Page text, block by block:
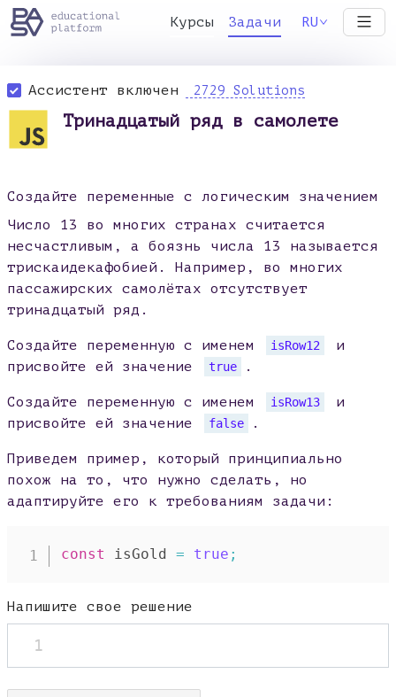
Курсы Задачи RU
Ассистент включен 2729 Solutions
Тринадцатый ряд в самолете
Создайте переменные с логическим значением
Число 13 во многих странах считается
несчастливым, а боязнь числа 13 называется
трискаидекафобией. Например, во многих
пассажирских самолётах отсутствует
тринадцатый ряд.
Создайте переменную с именем isRow12
и
присвойте ей значение
true .
Создайте переменную с именем isRow13
и
присвойте ей значение
false .
Приведем пример, который принципиально
похож на то, что нужно сделать, но
адаптируйте его к требованиям задачи:
const isGold = true ;
Напишите свое решение
1